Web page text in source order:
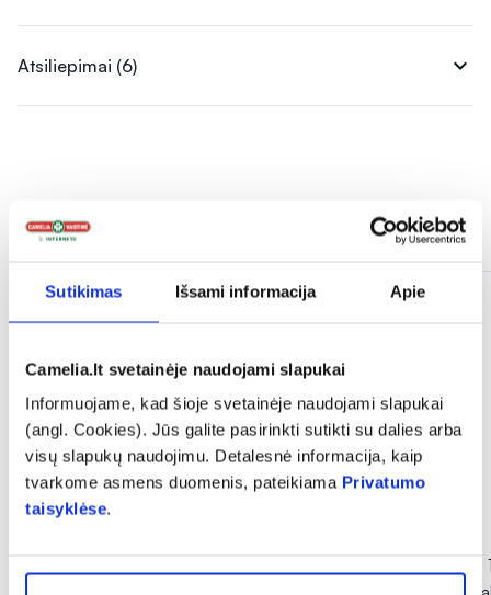
Sutikimas Išsami informacija Apie
Camelia.lt svetainėje naudojami slapukai
Informuojame, kad šioje svetainėje naudojami slapukai
(angl. Cookies). Jūs galite pasirinkti sutikti su dalies arba
visų slapukų naudojimu. Detalesnė informacija, kaip
tvarkome asmens duomenis, pateikiama Privatumo
taisyklėse.
Atsiliepimai (6) expand_more
Panašios prekės
ASPIRIN